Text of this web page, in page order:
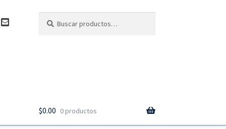
o
por:
$0.00 0 productos